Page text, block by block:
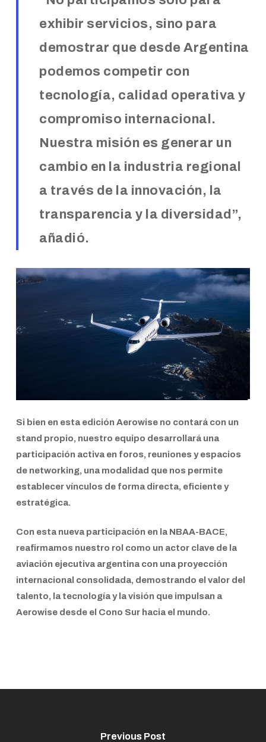
exhibir servicios, sino para
demostrar que desde Argentina
podemos competir con
tecnología, calidad operativa y
compromiso internacional.
Nuestra misión es generar un
cambio en la industria regional
a través de la innovación, la
transparencia y la diversidad”,
añadió.
Si bien en esta edición Aerowise no contará con un
stand propio, nuestro equipo desarrollará una
participación activa en foros, reuniones y espacios
de networking, una modalidad que nos permite
establecer vínculos de forma directa, eficiente y
estratégica.
Con esta nueva participación en la NBAA-BACE,
reafirmamos nuestro rol como un actor clave de la
aviación ejecutiva argentina con una proyección
internacional consolidada, demostrando el valor del
talento, la tecnología y la visión que impulsan a
Aerowise desde el Cono Sur hacia el mundo.
Previous Post